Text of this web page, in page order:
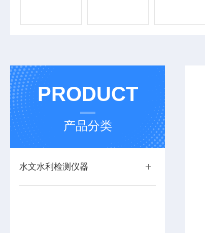
PRODUCT
产品分类
水文水利检测仪器